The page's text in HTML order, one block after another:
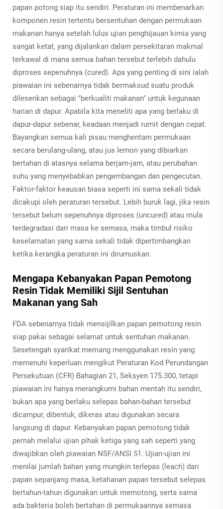
papan potong siap itu sendiri. Peraturan ini membenarkan
komponen resin tertentu bersentuhan dengan permukaan
makanan hanya setelah lulus ujian penghijauan kimia yang
sangat ketat, yang dijalankan dalam persekitaran makmal
terkawal di mana semua bahan tersebut terlebih dahulu
diproses sepenuhnya (cured). Apa yang penting di sini ialah
piawaian ini sebenarnya tidak bermaksud suatu produk
dilesenkan sebagai "berkualiti makanan" untuk kegunaan
harian di dapur. Apabila kita meneliti apa yang berlaku di
dapur-dapur sebenar, keadaan menjadi rumit dengan cepat.
Bayangkan semua kali pisau menghentam permukaan
secara berulang-ulang, atau jus lemon yang dibiarkan
bertahan di atasnya selama berjam-jam, atau perubahan
suhu yang menyebabkan pengembangan dan pengecutan.
Faktor-faktor keausan biasa seperti ini sama sekali tidak
dicakupi oleh peraturan tersebut. Lebih buruk lagi, jika resin
tersebut belum sepenuhnya diproses (uncured) atau mula
terdegradasi dari masa ke semasa, maka timbul risiko
keselamatan yang sama sekali tidak dipertimbangkan
ketika kerangka peraturan ini dirumuskan.
Mengapa Kebanyakan Papan Pemotong
Resin Tidak Memiliki Sijil Sentuhan
Makanan yang Sah
FDA sebenarnya tidak mensijilkan papan pemotong resin
siap pakai sebagai selamat untuk sentuhan makanan.
Sesetengah syarikat memang menggunakan resin yang
memenuhi keperluan mengikut Peraturan Kod Perundangan
Persekutuan (CFR) Bahagian 21, Seksyen 175.300, tetapi
piawaian ini hanya merangkumi bahan mentah itu sendiri,
bukan apa yang berlaku selepas bahan-bahan tersebut
dicampur, dibentuk, dikeras atau digunakan secara
langsung di dapur. Kebanyakan papan pemotong tidak
pernah melalui ujian pihak ketiga yang sah seperti yang
diwajibkan oleh piawaian NSF/ANSI 51. Ujian-ujian ini
menilai jumlah bahan yang mungkin terlepas (leach) dari
papan sepanjang masa, ketahanan papan tersebut selepas
bertahun-tahun digunakan untuk memotong, serta sama
ada bakteria boleh bertahan di permukaannya semasa